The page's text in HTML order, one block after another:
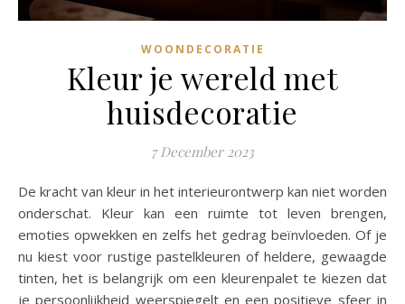
WOONDECORATIE
Kleur je wereld met
huisdecoratie
7 December 2023
De kracht van kleur in het interieurontwerp kan niet worden
onderschat. Kleur kan een ruimte tot leven brengen,
emoties opwekken en zelfs het gedrag beïnvloeden. Of je
nu kiest voor rustige pastelkleuren of heldere, gewaagde
tinten, het is belangrijk om een kleurenpalet te kiezen dat
je persoonlijkheid weerspiegelt en een positieve sfeer in